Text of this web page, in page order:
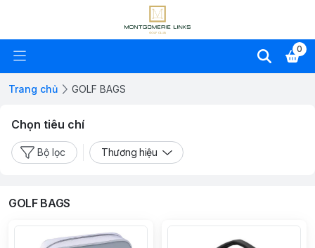
0
Trang chủ GOLF BAGS
Chọn tiêu chí
Bộ lọc Thương hiệu
GOLF BAGS